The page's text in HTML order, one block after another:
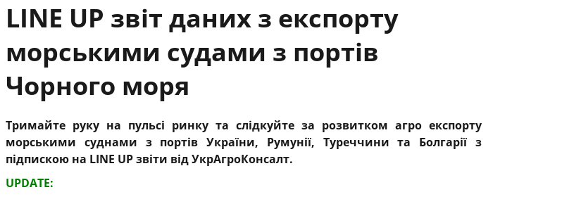
LINE UP звіт даних з експорту
морськими судами з портів
Чорного моря
Тримайте руку на пульсі ринку та слідкуйте за розвитком агро експорту
морськими суднами з портів України, Румунії, Туреччини та Болгарії з
підпискою на LINE UPзвіти від УкрАгроКонсалт.
UPDATE: